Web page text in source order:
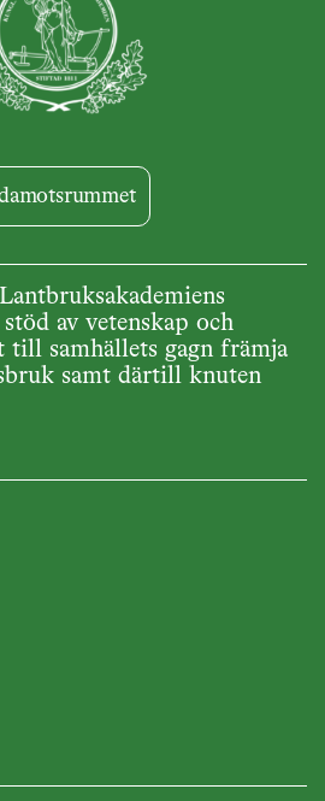
av vetenskap och
till samhällets gagn främja
samt därtill knuten